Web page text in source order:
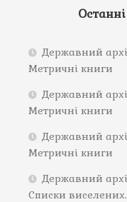
Державний
Метричні книги
Державний
Метричні книги
Державний
Метричні книги
Державний
Списки